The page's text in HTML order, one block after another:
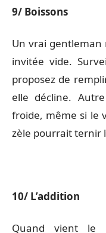
9/ Boissons
Un vrai gentleman
invitée vide.
proposez de
elle décline.
froide, même si le
zèle pourrait ternir
10/ L’addition
Quand vient le